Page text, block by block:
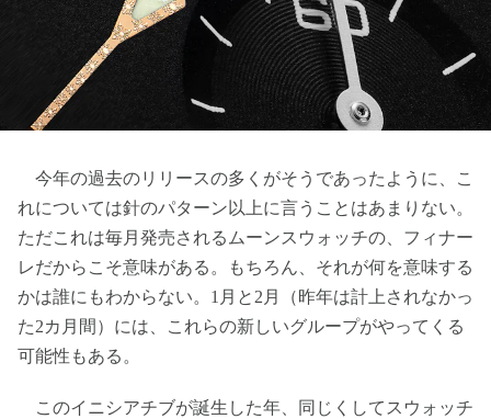
今年の過去のリリースの多くがそうであったように、こ
れについては針のパターン以上に言うことはあまりない。
ただこれは毎月発売されるムーンスウォッチの、フィナー
レだからこそ意味がある。もちろん、それが何を意味する
かは誰にもわからない。1月と2月（昨年は計上されなかっ
た2カ月間）には、これらの新しいグループがやってくる
可能性もある。
このイニシアチブが誕生した年、同じくしてスウォッチ